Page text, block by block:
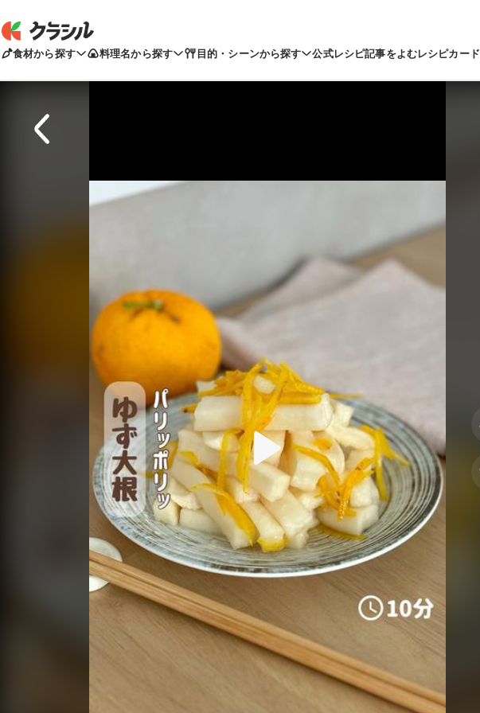
食材から探す 料理名から探す 目的・シーンから探す 公式レシピ記事をよむレシピカード